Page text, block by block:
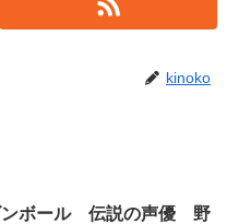
kinoko
ンボール 伝説の声優 野